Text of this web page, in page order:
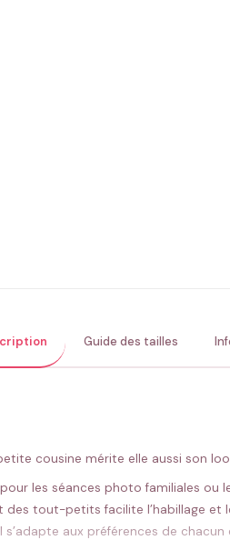
Guide des tailles
cousine mérite elle aussi son
les séances photo familiales ou
des tout-petits facilite l’habillage et
s’adapte aux préférences de